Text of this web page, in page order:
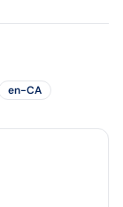
en-CA